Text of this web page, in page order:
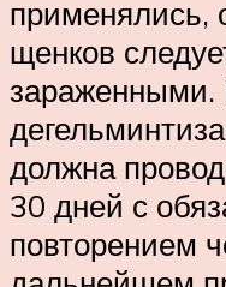
применялись,
щенков
зараженными.
должна
30 дней с
повторением